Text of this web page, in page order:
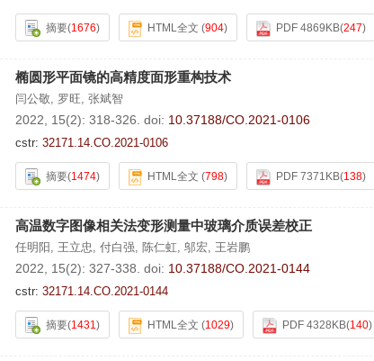
摘要(1676) HTML全文 (904) PDF 4869KB(247)
椭圆形平面镜的高精度面形重构技术
闫公敬 罗旺 张斌智
2022, 15(2): 318-326. doi: 10.37188/CO.2021-0106
cstr: 32171.14.CO.2021-0106
摘要(1474) HTML全文 (798) PDF 7371KB(138)
高温数字图像相关法变形测量中玻璃介质误差校正
任明阳 王立忠 付白强 陈仁虹 邬宏 王岩鹏
2022, 15(2): 327-338. doi: 10.37188/CO.2021-0144
cstr: 32171.14.CO.2021-0144
摘要(1431 ) HTML全文 (1029) PDF 4328KB(140)